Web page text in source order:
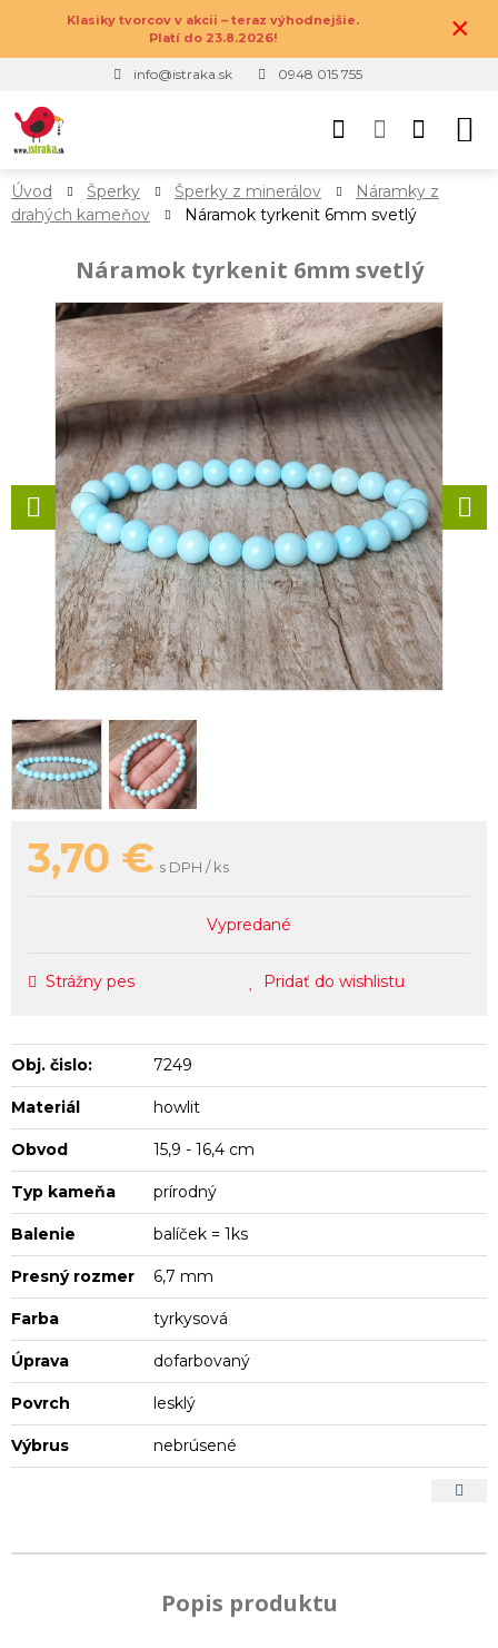
Klasiky tvorcov v akcii – teraz výhodnejšie.
Platí do 23.8.2026!
×
info@istraka.sk 0948 015 755
Úvod Šperky Šperky z minerálov
Náramky z
drahých kameňov
Náramok tyrkenit 6mm svetlý
Náramok tyrkenit 6mm svetlý
3,70 € s DPH / ks
Vypredané
Strážny pes Pridať do wishlistu
Obj. čislo: 7249
Materiál howlit
Obvod 15,9 - 16,4 cm
Typ kameňa prírodný
Balenie balíček = 1ks
Presný rozmer 6,7 mm
Farba tyrkysová
Úprava dofarbovaný
Povrch lesklý
Výbrus nebrúsené
Popis produktu